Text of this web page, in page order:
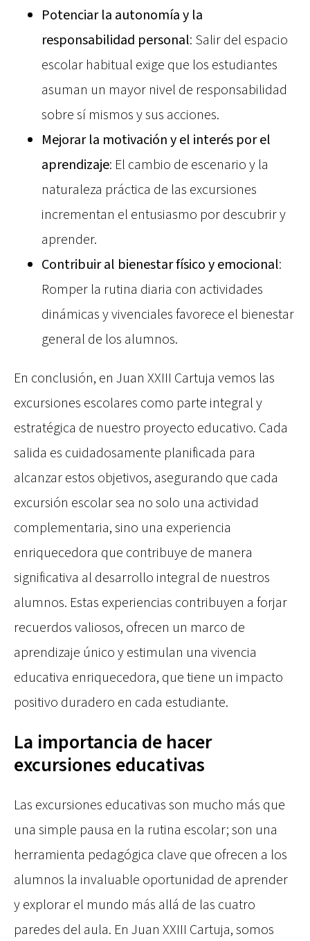
Potenciar la autonomía y la
responsabilidad personal: Salir del espacio
escolar habitual exige que los estudiantes
asuman un mayor nivel de responsabilidad
sobre sí mismos y sus acciones.
Mejorar la motivación y el interés por el
aprendizaje: El cambio de escenario y la
naturaleza práctica de las excursiones
incrementan el entusiasmo por descubrir y
aprender.
Contribuir al bienestar físico y emocional:
Romper la rutina diaria con actividades
dinámicas y vivenciales favorece el bienestar
general de los alumnos.
En conclusión, en Juan XXIII Cartuja vemos las
excursiones escolares como parte integral y
estratégica de nuestro proyecto educativo. Cada
salida es cuidadosamente planificada para
alcanzar estos objetivos, asegurando que cada
excursión escolar sea no solo una actividad
complementaria, sino una experiencia
enriquecedora que contribuye de manera
significativa al desarrollo integral de nuestros
alumnos. Estas experiencias contribuyen a forjar
recuerdos valiosos, ofrecen un marco de
aprendizaje único y estimulan una vivencia
educativa enriquecedora, que tiene un impacto
positivo duradero en cada estudiante.
La importancia de hacer
excursiones educativas
Las excursiones educativas son mucho más que
una simple pausa en la rutina escolar; son una
herramienta pedagógica clave que ofrecen a los
alumnos la invaluable oportunidad de aprender
y explorar el mundo más allá de las cuatro
paredes del aula. En Juan XXIII Cartuja, somos